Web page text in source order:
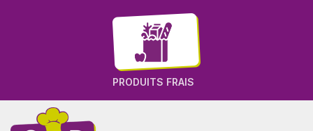
PRODUITS FRAIS